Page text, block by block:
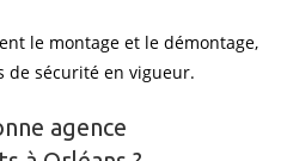
le montage et le démontage,
de sécurité en vigueur.
agence